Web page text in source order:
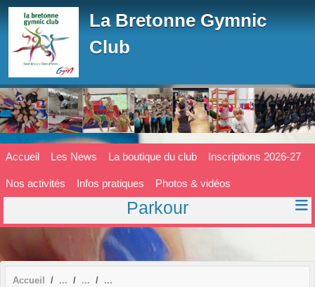
La Bretonne Gymnic
Club
Accueil Les News La boutique du club Inscriptions 2026-27
Nos activités Infos pratiques Photos & vidéos
Parkour
Accueil
Panneau de gestion des cookies